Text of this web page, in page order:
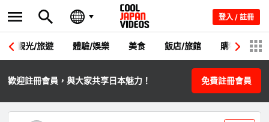
登入 / 註冊
觀光/旅遊 體驗/娛樂 美食 飯店/旅館 購物 節
歡迎註冊會員，與大家共享日本魅力！ 免費註冊會員